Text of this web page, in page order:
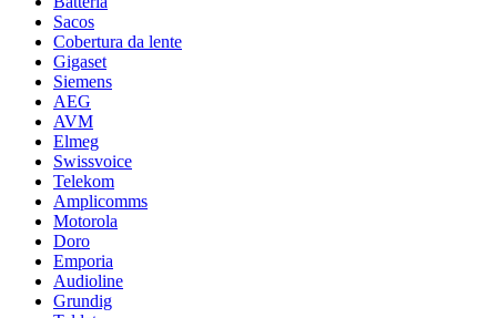
Sacos
Cobertura da lente
Gigaset
Siemens
AEG
AVM
Elmeg
Swissvoice
Telekom
Amplicomms
Motorola
Doro
Emporia
Audioline
Grundig